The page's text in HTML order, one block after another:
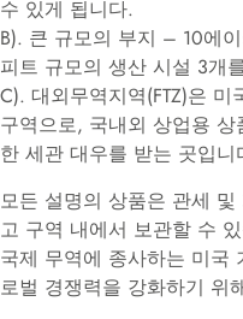
수 있게 됩니다.
B). 큰 규모의 부지 – 10에
피트 규모의 생산 시설 3개
C). 대외무역지역(FTZ)은
구역으로, 국내외 상업용
한 세관 대우를 받는 곳입니
모든 설명의 상품은 관세
고 구역 내에서 보관할 수
국제 무역에 종사하는 미국
로벌 경쟁력을 강화하기 위